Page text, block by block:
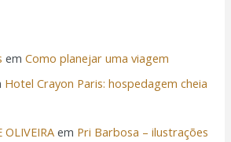
emComo planejar uma viagem
Hotel Crayon Paris: hospedagem cheia
OLIVEIRA em Pri Barbosa – ilustrações